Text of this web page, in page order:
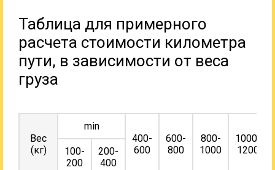
Таблица для примерного
расчета стоимости километра
пути, в зависимости от веса
груза
Вес
(кг)
min
400-
600
600-
800
800-
1000
1000-
1200
100-
200
200-
400